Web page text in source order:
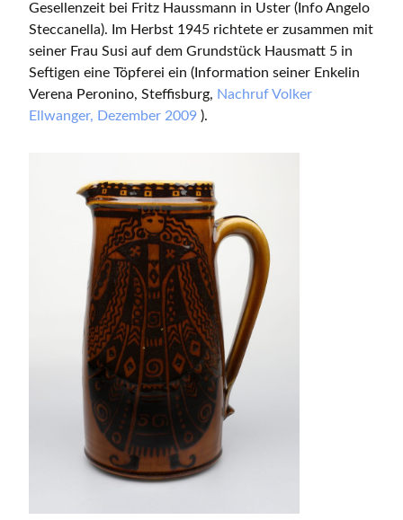
Gesellenzeit bei Fritz Haussmann in Uster (Info Angelo
Steccanella). Im Herbst 1945 richtete er zusammen mit
seiner Frau Susi auf dem Grundstück Hausmatt 5 in
Seftigen eine Töpferei ein (Information seiner Enkelin
Verena Peronino, Steffisburg, Nachruf Volker
Ellwanger, Dezember 2009 ).